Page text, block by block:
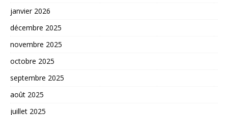
janvier 2026
décembre 2025
novembre 2025
octobre 2025
septembre 2025
août 2025
juillet 2025